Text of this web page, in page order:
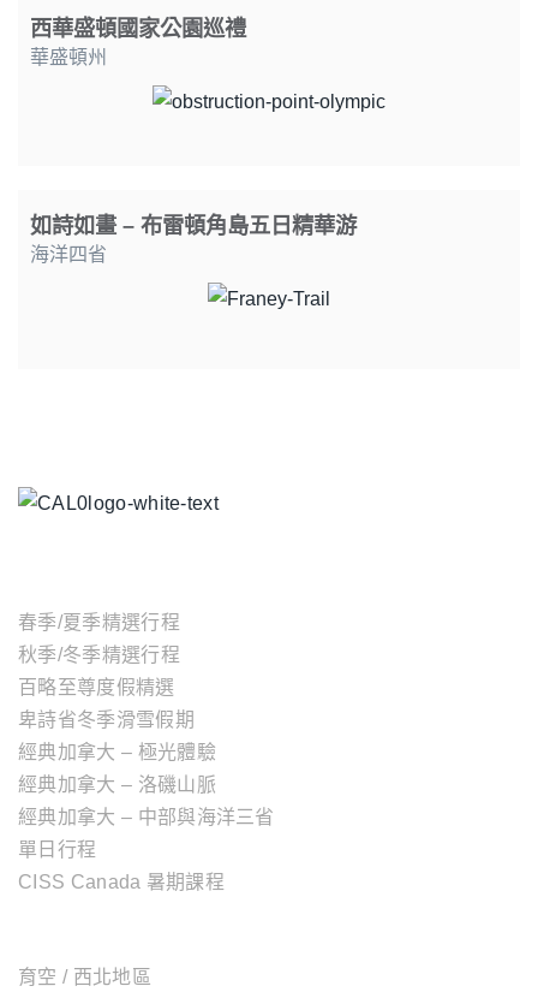
西華盛頓國家公園巡禮
華盛頓州
如詩如畫 – 布雷頓角島五日精華游
海洋四省
春季/夏季精選行程
秋季/冬季精選行程
百略至尊度假精選
卑詩省冬季滑雪假期
經典加拿大 – 極光體驗
經典加拿大 – 洛磯山脈
經典加拿大 – 中部與海洋三省
單日行程
CISS Canada 暑期課程
育空 / 西北地區